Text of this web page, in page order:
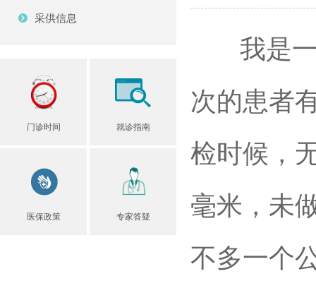
采供信息
门诊时间 就诊指南
医保政策 专家答疑
我是一
次的患者
检时候，
毫米，未
不多一个